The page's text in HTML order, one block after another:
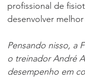
profissional de
desenvolver
Pensando nisso, a
o treinador André
desempenho em